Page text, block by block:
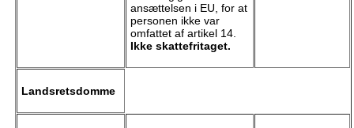
ansættelsen i EU, for at
personen ikke var
omfattet af artikel 14.
Ikke skattefritaget.
Landsretsdomme